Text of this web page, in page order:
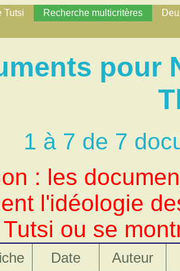
Tutsi Recherche multicritères
pour
1 à 7 de 7
: les
l'idéologie
ou se
Date Auteur